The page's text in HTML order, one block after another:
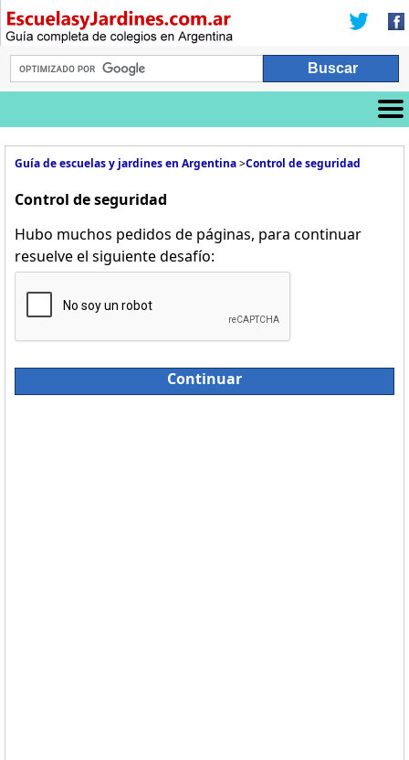
Guía de escuelas y jardines en Argentina>Control de seguridad
Control de seguridad
Hubo muchos pedidos de páginas, para continuar
resuelve el siguiente desafío:
Continuar